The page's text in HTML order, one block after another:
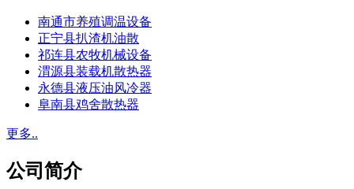
南通市养殖调温设备
正宁县扒渣机油散
祁连县农牧机械设备
渭源县装载机散热器
永德县液压油风冷器
阜南县鸡舍散热器
更多..
公司简介